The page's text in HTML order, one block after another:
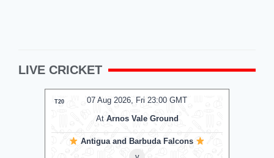
LIVE CRICKET
07 Aug 2026, Fri 17:30 GMT
T20
AtEdgbaston
Birmingham Phoenix